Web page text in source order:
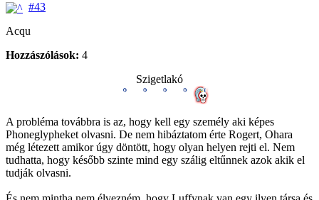
#43
Acqu
Hozzászólások: 4
Szigetlakó
A probléma továbbra is az, hogy kell egy személy aki képes
Phoneglypheket olvasni. De nem hibáztatom érte Rogert, Ohara
még létezett amikor úgy döntött, hogy olyan helyen rejti el. Nem
tudhatta, hogy később szinte mind egy szálig eltűnnek azok akik el
tudják olvasni.